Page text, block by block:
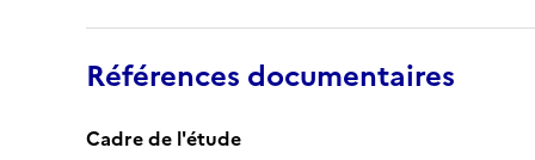
Références documentaires
Cadre de l'étude